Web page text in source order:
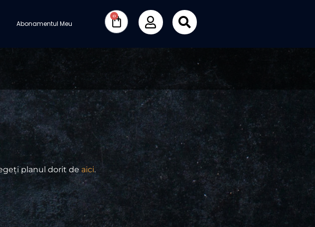
Abonamentul Meu
0
planul dorit de aici.